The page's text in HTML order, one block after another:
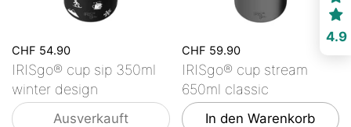
CHF 54.90
IRISgo® cup sip 350ml
winter design
Ausverkauft
CHF 59.90
IRISgo® cup stream
650ml classic
In den Warenkorb
4.9